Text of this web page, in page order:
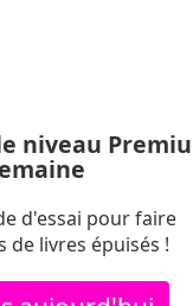
niveau
d'essai pour faire
de livres épuisés !